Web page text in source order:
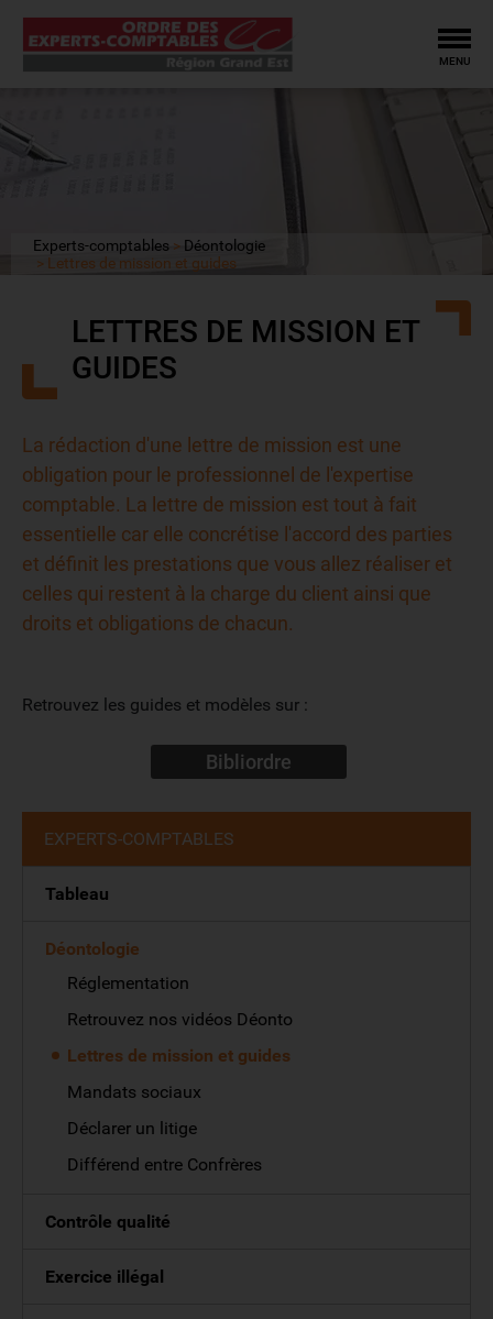
MENU
Experts-comptables
Déontologie
Lettres de mission et guides
LETTRES DE MISSION ET
GUIDES
La rédaction d'une lettre de mission est une
obligation pour le professionnel de l'expertise
comptable. La lettre de mission est tout à fait
essentielle car elle concrétise l'accord des parties
et définit les prestations que vous allez réaliser et
celles qui restent à la charge du client ainsi que
droits et obligations de chacun.
Retrouvez les guides et modèles sur :
Bibliordre
EXPERTS-COMPTABLES
Tableau
Déontologie
Réglementation
Retrouvez nos vidéos Déonto
Lettres de mission et guides
Mandats sociaux
Déclarer un litige
Différend entre Confrères
Contrôle qualité
Exercice illégal